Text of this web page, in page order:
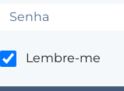
Lembre-me